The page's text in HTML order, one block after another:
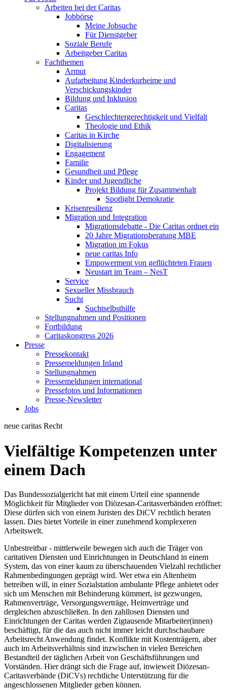
Arbeiten bei der Caritas
Jobbörse
Meine Jobsuche
Für Dienstgeber
Soziale Berufe
Arbeitgeber Caritas
Fachthemen
Armut
Aufarbeitung Kinderkurheime und
Verschickungskinder
Bildung und Inklusion
Caritas
Geschlechtergerechtigkeit und Vielfalt
Theologie und Ethik
Caritas in Kirche
Digitalisierung
Engagement
Familie
Gesundheit und Pflege
Kinder und Jugendliche
Projekt Bildung für Zusammenhalt
Spotlight Demokratie
Krisenresilienz
Migration und Integration
Migrationsdebatte - Die Caritas ordnet ein
20 Jahre Migrationsberatung MBE
Migration im Fokus
neue caritas Info
Empowerment von geflüchteten Frauen
Neustart im Team – NesT
Service
Sexueller Missbrauch
Sucht
Suchtselbsthilfe
Stellungnahmen und Positionen
Fortbildung
Caritaskongress 2026
Presse
Pressekontakt
Pressemeldungen Inland
Stellungnahmen
Pressemeldungen international
Pressefotos und Informationen
Presse-Newsletter
Jobs
neue caritas Recht
Vielfältige Kompetenzen unter
einem Dach
Das Bundessozialgericht hat mit einem Urteil eine spannende
Möglichkeit für Mitglieder von Diözesan-Caritasverbänden eröffnet:
Diese dürfen sich von einem Juristen des DiCV rechtlich beraten
lassen. Dies bietet Vorteile in einer zunehmend komplexeren
Arbeitswelt.
Unbestreitbar - mittlerweile bewegen sich auch die Träger von
caritativen Diensten und Einrichtungen in Deutschland in einem
System, das von einer kaum zu überschauenden Vielzahl rechtlicher
Rahmenbedingungen geprägt wird. Wer etwa ein Altenheim
betreiben will, in einer Sozialstation ambulante Pflege anbietet oder
sich um Menschen mit Behinderung kümmert, ist gezwungen,
Rahmenverträge, Versorgungsverträge, Heimverträge und
dergleichen abzuschließen. In den zahllosen Diensten und
Einrichtungen der Caritas werden Zigtausende Mitarbeiter(innen)
beschäftigt, für die das auch nicht immer leicht durchschaubare
Arbeitsrecht Anwendung findet. Konflikte mit Kostenträgern, aber
auch im Arbeitsverhältnis sind inzwischen in vielen Bereichen
Bestandteil der täglichen Ar­beit von Geschäftsführungen und
Vorständen. Hier drängt sich die Frage auf, inwieweit Diözesan-
Caritasverbände (DiCVs) rechtliche Unterstützung für die
angeschlossenen Mitglieder geben können.